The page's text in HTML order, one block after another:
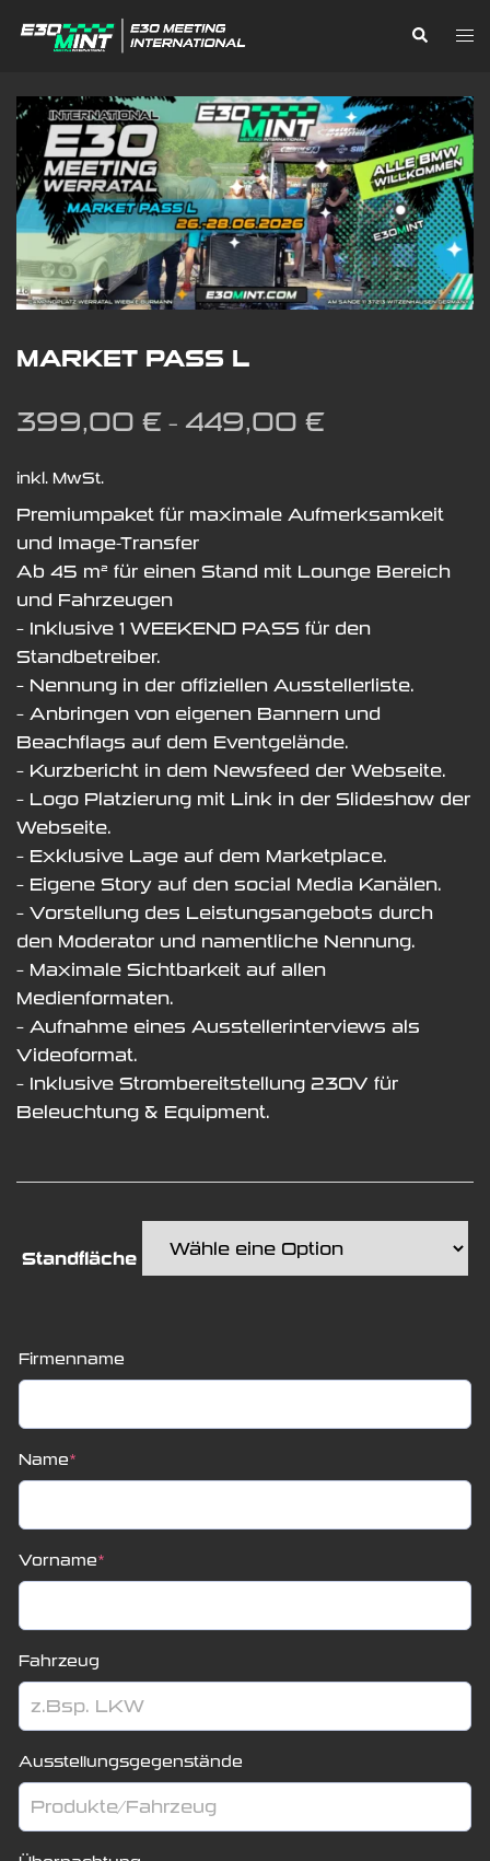
Inhalt
Suche
MARKET PASS L
399,00 € – 449,00 €
inkl. MwSt.
Premiumpaket für maximale Aufmerksamkeit
und Image-Transfer
Ab 45 m² für einen Stand mit Lounge Bereich
und Fahrzeugen
– Inklusive 1 WEEKEND PASS für den
Standbetreiber.
– Nennung in der offiziellen Ausstellerliste.
– Anbringen von eigenen Bannern und
Beachflags auf dem Eventgelände.
– Kurzbericht in dem Newsfeed der Webseite.
– Logo Platzierung mit Link in der Slideshow der
Webseite.
– Exklusive Lage auf dem Marketplace.
– Eigene Story auf den social Media Kanälen.
– Vorstellung des Leistungsangebots durch
den Moderator und namentliche Nennung.
– Maximale Sichtbarkeit auf allen
Medienformaten.
– Aufnahme eines Ausstellerinterviews als
Videoformat.
– Inklusive Strombereitstellung 230V für
Beleuchtung & Equipment.
Standfläche
Firmenname
Name*
Vorname*
Fahrzeug
Ausstellungsgegenstände